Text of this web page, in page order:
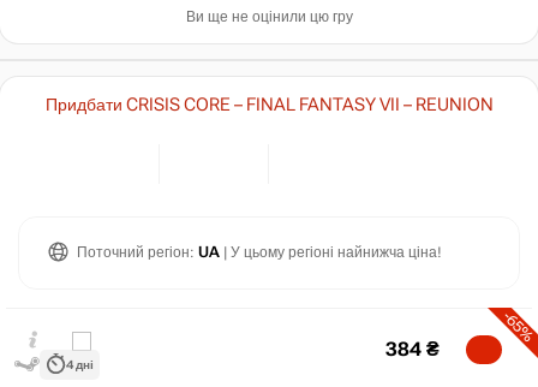
Ви ще не оцінили цю гру
Придбати CRISIS CORE – FINAL FANTASY VII – REUNION
Поточний регіон: UA | У цьому регіоні найнижча ціна!
4 дні
-65%
384 ₴